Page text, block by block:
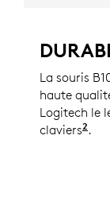
La souris
haute
Logitech le
claviers2 .